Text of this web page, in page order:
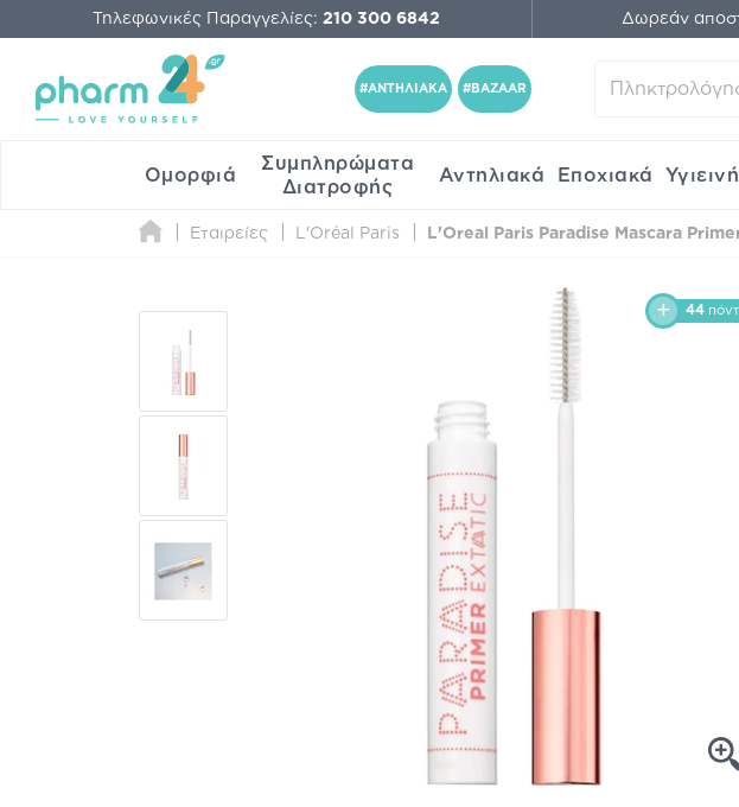
Τηλεφωνικές Παραγγελίες: 210 300 6842 Δωρεάν
#ΑΝΤΗΛΙΑΚΑ #BAZAAR
Ομορφιά
Συμπληρώματα
Διατροφής
Αντηλιακά Εποχιακά Υγιεινή
Εταιρείες L'Oréal Paris L'Oreal Paris Paradise Mascara
44